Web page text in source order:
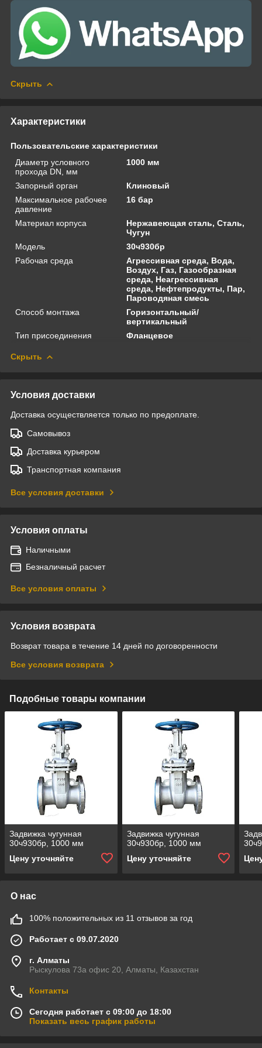
Скрыть
Характеристики
Пользовательские характеристики
Диаметр условного
прохода DN, мм
1000 мм
Запорный орган
Клиновый
Максимальное рабочее
давление
16 бар
Материал корпуса
Нержавеющая сталь, Сталь,
Чугун
Модель
30ч930бр
Рабочая среда
Агрессивная среда, Вода,
Воздух, Газ, Газообразная
среда, Неагрессивная
среда, Нефтепродукты, Пар,
Пароводяная смесь
Способ монтажа
Горизонтальный/
вертикальный
Тип присоединения
Фланцевое
Скрыть
Условия доставки
Доставка осуществляется только по предоплате.
Самовывоз
Доставка курьером
Транспортная компания
Все условия доставки
Условия оплаты
Наличными
Безналичный расчет
Все условия оплаты
Условия возврата
Возврат товара в течение 14 дней по договоренности
Все условия возврата
Подобные товары компании
Задвижка чугунная
30ч930бр, 1000 мм
Цену уточняйте
Задвижка чугунная
30ч930бр, 1000 мм
Цену уточняйте
О нас
100% положительных из 11 отзывов за год
Работает с 09.07.2020
г. Алматы
Рыскулова 73а офис 20, Алматы, Казахстан
Контакты
Сегодня работает с 09:00 до 18:00
Показать весь график работы